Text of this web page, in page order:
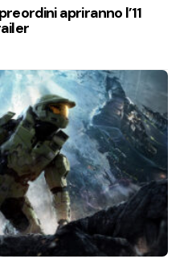
apriranno l’11